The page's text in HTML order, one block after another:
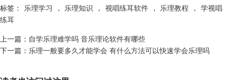
2、音符及音符时值
乐理考试中对音符的考察在方式上与乐谱符号大致相同，都是通过给出一
个音符符号，让学生判断是何种音符。而音符时值指的就是一个音符的发
声时长，通常以拍为单位，例如全音符的时值为四拍，二分音符的时值为
标签： 乐理学习 ， 乐理知识 ， 视唱练耳软件 ， 乐理教程 ，
学视唱
练耳
上一篇： 自学乐理难学吗 音乐理论软件有哪些
下一篇： 乐理一般要多久才能学会 有什么方法可以快速学会乐理吗